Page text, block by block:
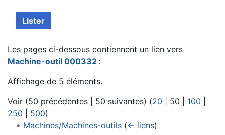
Lister
Les pages ci-dessous contiennent un lien vers
Machine-outil 000332 :
Affichage de 5 éléments.
Voir (50 précédentes 50 suivantes) (20 50 100
250
500)
Machines/Machines-outils (← liens)